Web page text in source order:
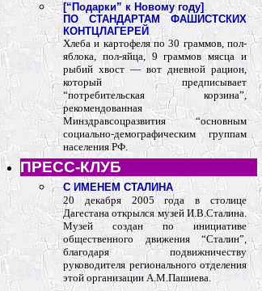
[“Подарки” к Новому году]
ПО СТАНДАРТАМ ФАШИСТСКИХ
КОНТЦЛАГЕРЕЙ
Хлеба и картофеля по 30 граммов, пол-
яблока, пол-яйца, 9 граммов мясца и
рыбий хвост — вот дневной рацион,
который предписывает
“потребительская корзина”,
рекомендованная
Минздравсоцразвития “основным
социально-демографическим группам
населения РФ.
ПРЕСС-КЛУБ
С ИМЕНЕМ СТАЛИНА
20 декабря 2005 года в столице
Дагестана открылся музей И.В.Сталина.
Музей создан по инициативе
общественного движения “Сталин”,
благодаря подвижничеству
руководителя регионального отделения
этой организации А.М.Пашиева.